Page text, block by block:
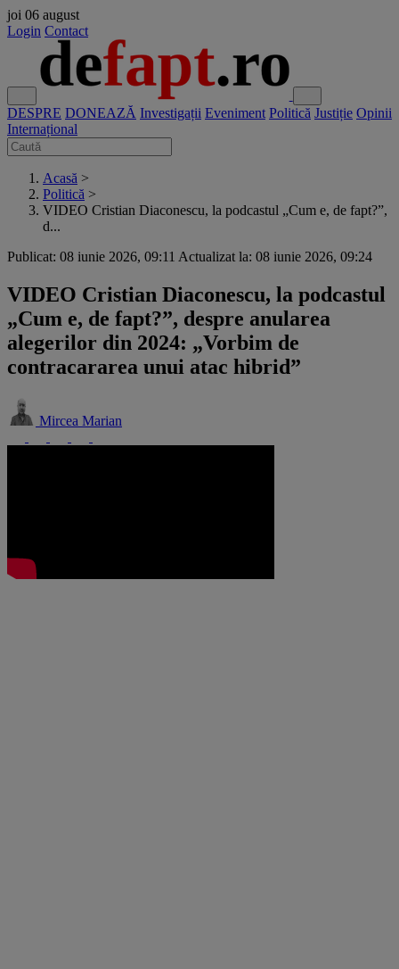
joi 06 august
Login Contact
DESPRE DONEAZĂ Investigații Eveniment Politică Justiție Opinii
Internațional
Acasă >
Politică >
VIDEO Cristian Diaconescu, la podcastul „Cum e, de fapt?”,
d...
Publicat: 08 iunie 2026, 09:11 Actualizat la: 08 iunie 2026, 09:24
VIDEO Cristian Diaconescu, la podcastul
„Cum e, de fapt?”, despre anularea
alegerilor din 2024: „Vorbim de
contracararea unui atac hibrid”
Mircea Marian